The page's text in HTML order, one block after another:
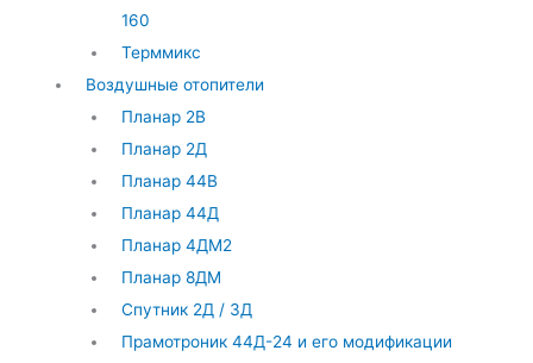
160
Терммикс
Воздушные отопители
Планар 2В
Планар 2Д
Планар 44В
Планар 44Д
Планар 4ДМ2
Планар 8ДМ
Спутник 2Д / 3Д
Прамотроник 44Д-24 и его модификации